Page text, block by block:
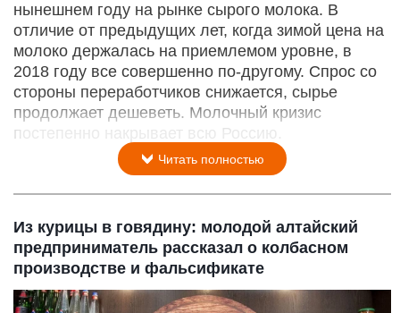
нынешнем году на рынке сырого молока. В
отличие от предыдущих лет, когда зимой цена на
молоко держалась на приемлемом уровне, в
2018 году все совершенно по-другому. Спрос со
стороны переработчиков снижается, сырье
продолжает дешеветь. Молочный кризис
постепенно накрывает всю Россию.
Читать полностью
Из курицы в говядину: молодой алтайский
предприниматель рассказал о колбасном
производстве и фальсификате